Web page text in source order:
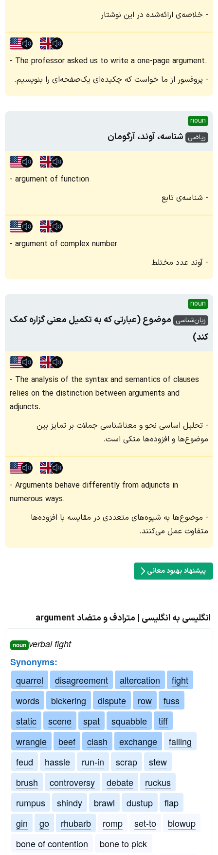
خلاصه‌ی ارائه‌شده در این نوشتار
The professor asked us to write a one-page argument.
پروفسور از ما خواست که چکیده‌ای یک‌صفحه‌ای را بنویسیم.
noun
ریاضی شناسه، آوند، آرگومان
argument of function
شناسه‌ی تابع
argument of complex number
آوند عدد مختلط
noun
زبان‌شناسی موضوع (عبارتی که به تکمیل معنی گزاره کمک
کند)
The analysis of the syntax and semantics of clauses
relies on the distinction between arguments and
adjuncts.
تحلیل اساسی نحو و معناشناسی جملات بر تمایز بین
موضوع‌ها و افزوده‌ها متکی است.
Arguments behave differently from adjuncts in
numerous ways.
موضوع‌ها به شیوه‌های متعددی در مقایسه با افزوده‌ها
متفاوت عمل می‌کنند.
پیشنهاد بهبود معانی
انگلیسی به انگلیسی | مترادف و متضاد argument
noun verbal fight
Synonyms:
quarrel
disagreement altercation
fight
words
bickering dispute row
fuss
static
scene spat squabble
tiff
wrangle
beef clash exchange
falling
feud
hassle run-in scrap
stew
brush
controversy debate
ruckus
rumpus
shindy brawl dustup
flap
gin
go rhubarb romp set-to
blowup
bone of contention
bone to pick